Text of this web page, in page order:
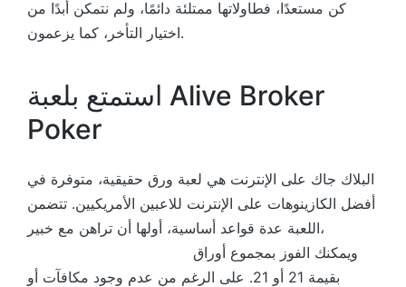
كن مستعدًا، فطاولاتها ممتلئة دائمًا، ولم نتمكن أبدًا من
اختيار التأخر، كما يزعمون.
استمتع بلعبة Alive Broker
Poker
البلاك جاك على الإنترنت هي لعبة ورق حقيقية، متوفرة في
أفضل الكازينوهات على الإنترنت للاعبين الأمريكيين. تتضمن
اللعبة عدة قواعد أساسية، أولها أن تراهن مع خبير،
بقيمة 21 أو 21. على الرغم من عدم وجود مكافآت أو